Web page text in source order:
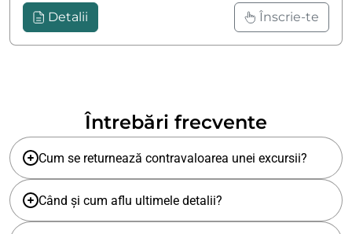
Detalii Înscrie-te
Întrebări frecvente
Cum se returnează contravaloarea unei excursii?
Când și cum aflu ultimele detalii?